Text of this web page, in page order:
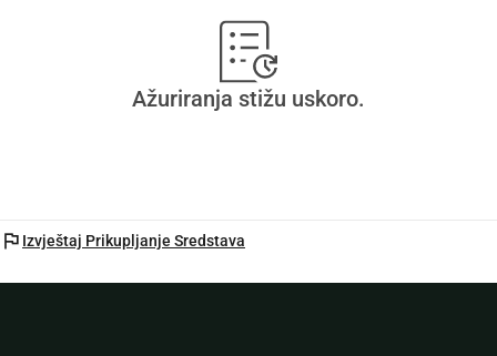
Ažuriranja stižu uskoro.
flag Izvještaj Prikupljanje Sredstava